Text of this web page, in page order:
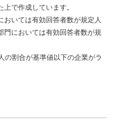
で作成しています。
いては有効回答者数が規定人
門においては有効回答者数が規
割合が基準値以下の企業がラ